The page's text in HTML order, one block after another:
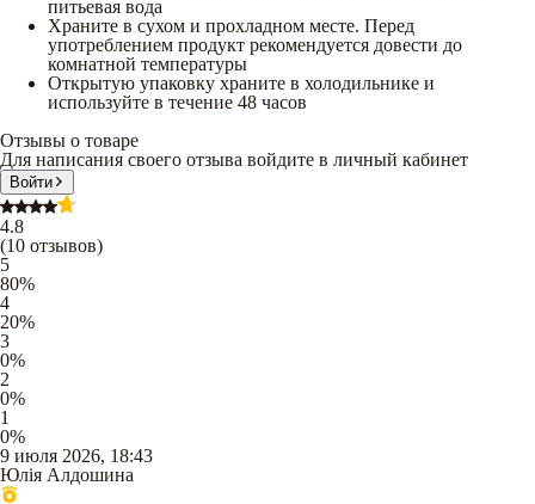
питьевая вода
Храните в сухом и прохладном месте. Перед
употреблением продукт рекомендуется довести до
комнатной температуры
Открытую упаковку храните в холодильнике и
используйте в течение 48 часов
Отзывы о товаре
Для написания своего отзыва войдите в личный кабинет
Войти
4.8
(10 отзывов)
5
80%
4
20%
3
0%
2
0%
1
0%
9 июля 2026, 18:43
Юлія Алдошина